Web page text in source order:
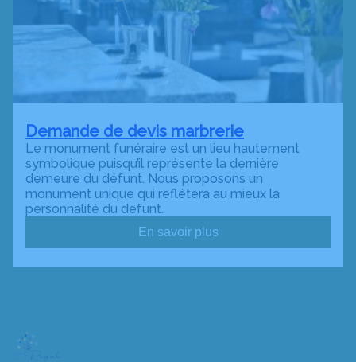
Demande de devis marbrerie
Le monument funéraire est un lieu hautement
symbolique puisqu’il représente la dernière
demeure du défunt. Nous proposons un
monument unique qui reflétera au mieux la
personnalité du défunt.
En savoir plus